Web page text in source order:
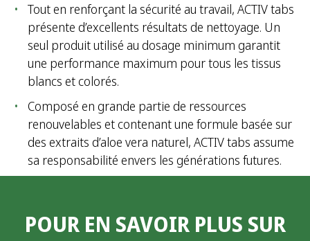
Tout en renforçant la sécurité au travail, ACTIV tabs
présente d’excellents résultats de nettoyage. Un
seul produit utilisé au dosage minimum garantit
une performance maximum pour tous les tissus
blancs et colorés.
Composé en grande partie de ressources
renouvelables et contenant une formule basée sur
des extraits d’aloe vera naturel, ACTIV tabs assume
sa responsabilité envers les générations futures.
POUR EN SAVOIR PLUS SUR